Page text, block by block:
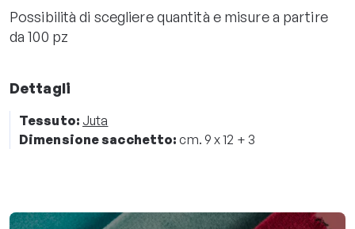
Possibilità di scegliere quantità e misure a partire
da 100 pz
Dettagli
Tessuto: Juta
Dimensione sacchetto: cm. 9 x 12 + 3